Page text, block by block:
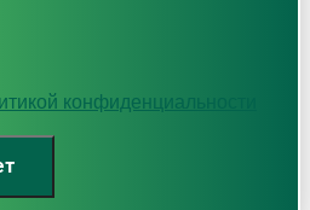
конфиденциальности